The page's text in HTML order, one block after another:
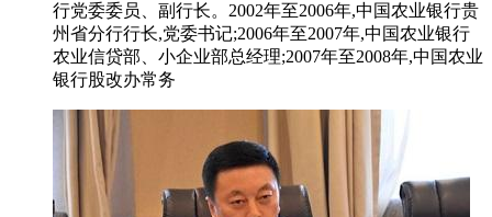
行党委委员、副行长。2002年至2006年,中国农业银行贵
州省分行行长,党委书记;2006年至2007年,中国农业银行
农业信贷部、小企业部总经理;2007年至2008年,中国农业
银行股改办常务